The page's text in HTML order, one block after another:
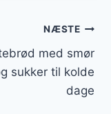
NÆSTE
med smør
sukker til kolde
dage